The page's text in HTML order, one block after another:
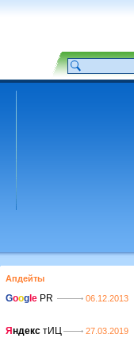
Апдейты
Goog le PR 06.12.2013
Я ндекс тИЦ 27.03.2019